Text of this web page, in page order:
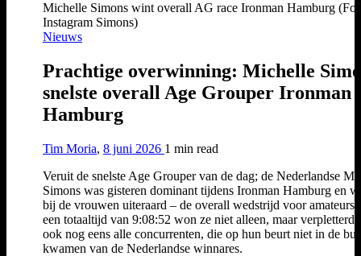
Michelle Simons wint overall AG race Ironman Hamburg
Instagram Simons)
Nieuws
Prachtige overwinning: Michelle
snelste overall Age Grouper Ironman
Hamburg
Tim Moria, 8 juni 2026 1 min read
Veruit de snelste Age Grouper van de dag; de Nederlandse
Simons was gisteren dominant tijdens Ironman Hamburg en
bij de vrouwen uiteraard – de overall wedstrijd voor
een totaaltijd van 9:08:52 won ze niet alleen, maar
ook nog eens alle concurrenten, die op hun beurt niet in de
kwamen van de Nederlandse winnares.